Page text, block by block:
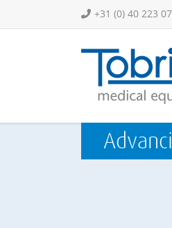
+31 (0) 40 223